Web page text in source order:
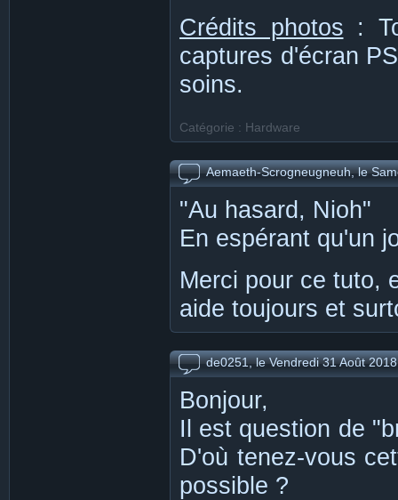
Crédits photos :
captures d'écran
soins.
Catégorie : Hardware
Aemaeth-Scrogneugneuh, le
"Au hasard, Nioh"
En espérant qu'un
Merci pour ce tuto,
aide toujours et
de0251, leVendredi 31 Août 2018
Bonjour,
Il est question de
D'où tenez-vous
possible ?